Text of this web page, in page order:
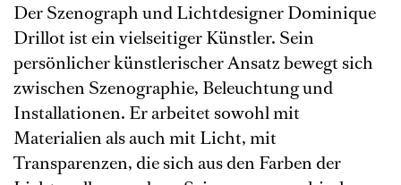
Der Szenograph und Lichtdesigner Dominique
Drillot ist ein vielseitiger Künstler. Sein
persönlicher künstlerischer Ansatz bewegt sich
zwischen Szenographie, Beleuchtung und
Installationen. Er arbeitet sowohl mit
Materialien als auch mit Licht, mit
Transparenzen, die sich aus den Farben der